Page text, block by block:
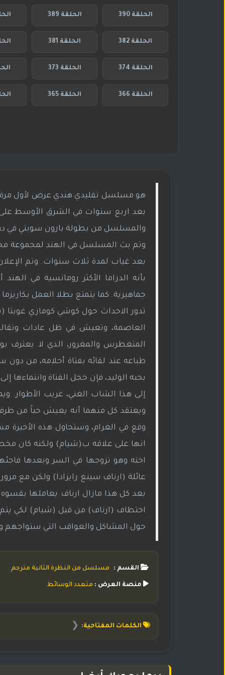
الحلقة 390 الحلقة 389
الحلقة 382 الحلقة 381
الحلقة 374 الحلقة 373
الحلقة 366 الحلقة 365
بعد اربع سنوات في الشرق الأوسط على
والمسلسل من بطولة بارون سوبتي في دور
بعد غياب لمدة ثلاث سنوات. وتم
بأنه الدراما الأكثر رومانسية في
جماهيرية. كما يتمتع بطلا العمل
تدور الاحداث حول كوشي كوماري غوبتا
العاصمة، وتعيش في ظل عادات
المتغطرس والمغرور، الذي لا يعترف
طباعه عند لقائه بفتاة أحلامه، من
بحبه الوليد، فإن خجل الفتاة
إلى هذا الشاب الغني، غريب الأطوار.
ويعتقد كل منهما أنه يعيش حباً من طرف
وقع في الغرام، وستحاول هذه الأخيرة
انها على علاقه ب(شيام) ولكنه كان
اخته وهو تزوجها في السر وبعدها
عائلة (ارناف سينغ رايزادا) ولكن مع مرور
بعد كل هذا مازال ارناف يعاملها
اختطاف (ارناف) من قبل (شيام) لكي
حول المشاكل والعواقب التي ستواجهم
القسم : مسلسل من النظرة الثانية مترجم
منصة العرض : متعدد الوسائط
الكلمات المفتاحية: ❮